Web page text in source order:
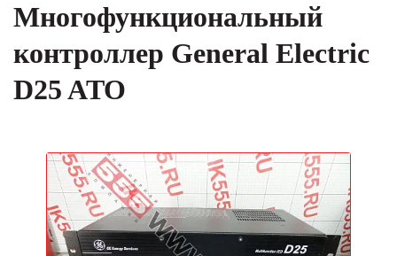
Многофункциональный
контроллер General Electric
D25 ATO